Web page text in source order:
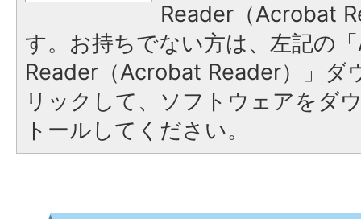
Reader（Acrobat
す。お持ちでない方は、左記の
Reader（Acrobat Reader）」ダ
リックして、ソフトウェアをダ
トールしてください。